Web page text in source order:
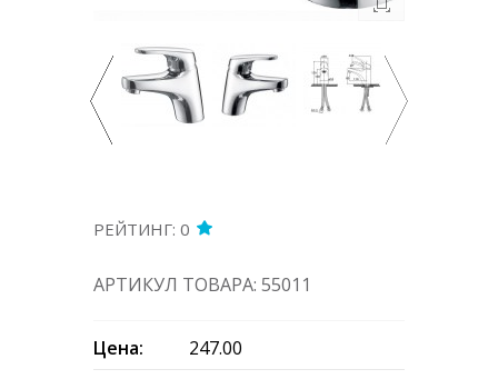
РЕЙТИНГ: 0
АРТИКУЛ ТОВАРА: 55011
Цена: 247.00